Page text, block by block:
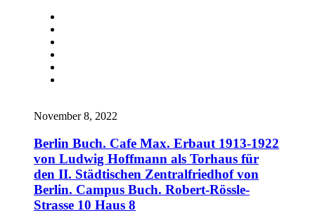
November 8, 2022
Berlin Buch. Cafe Max. Erbaut 1913-1922
von Ludwig Hoffmann als Torhaus für
den II. Städtischen Zentralfriedhof von
Berlin. Campus Buch. Robert-Rössle-
Strasse 10 Haus 8